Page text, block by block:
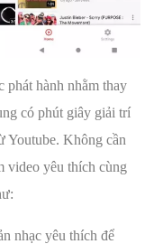
phát hành nhằm thay
có phút giây giải trí
Youtube. Không cần
video yêu thích cùng
nhạc yêu thích để